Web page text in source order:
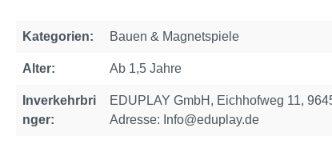
Kategorien: Bauen & Magnetspiele
Alter: Ab 1,5 Jahre
Inverkehrbri
nger:
EDUPLAY GmbH, Eichhofweg 11,
Adresse: Info@eduplay.de